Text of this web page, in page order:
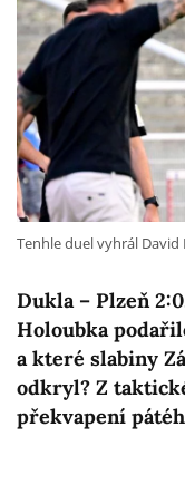
Dukla – Plzeň
Holoubka
a které slabiny
odkryl? Z
překvapení
Tenhle duel vyhrál